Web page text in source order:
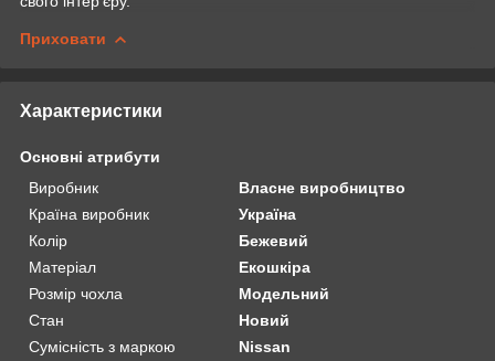
Приховати
Характеристики
Основні атрибути
Виробник
Власне виробництво
Країна виробник
Україна
Колір
Бежевий
Матеріал
Екошкіра
Розмір чохла
Модельний
Стан
Новий
Сумісність з маркою
Nissan